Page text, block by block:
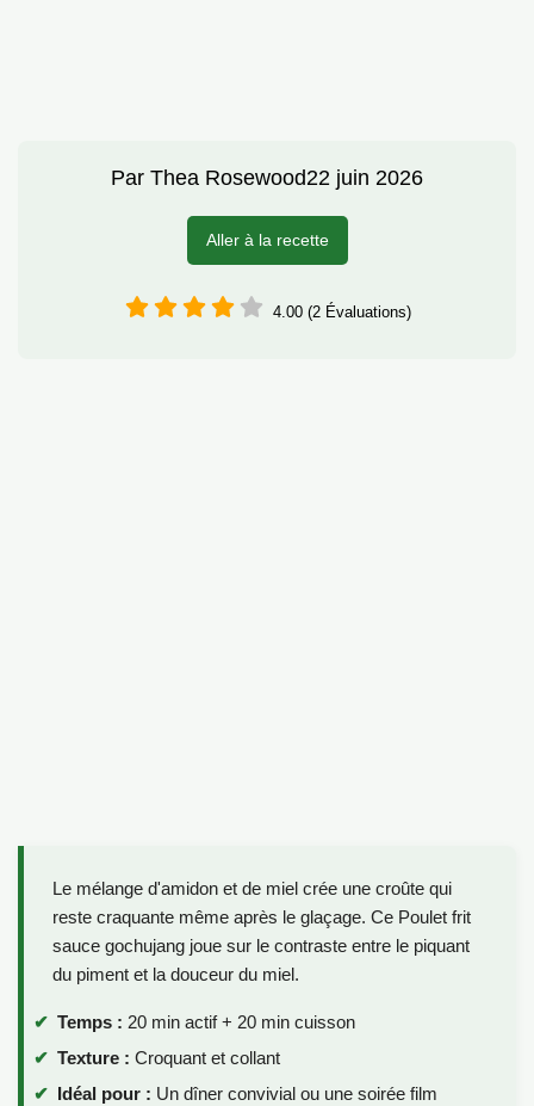
Par Thea Rosewood22 juin 2026
Aller à la recette
4.00 (2 Évaluations)
Le mélange d'amidon et de miel crée une croûte qui
reste craquante même après le glaçage. Ce Poulet frit
sauce gochujang joue sur le contraste entre le piquant
du piment et la douceur du miel.
Temps : 20 min actif + 20 min cuisson
Texture : Croquant et collant
Idéal pour : Un dîner convivial ou une soirée film